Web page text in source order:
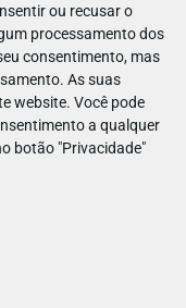
ou recusar o
processamento dos
consentimento, mas
As suas
website. Você pode
a qualquer
botão "Privacidade"